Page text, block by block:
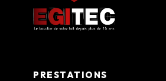
PRESTATIONS